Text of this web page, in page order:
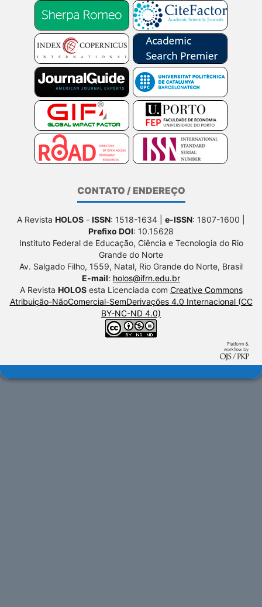
CONTATO / ENDEREÇO
A Revista HOLOS - ISSN: 1518-1634 | e-ISSN: 1807-1600 |
Prefixo DOI: 10.15628
Instituto Federal de Educação, Ciência e Tecnologia do Rio
Grande do Norte
Av. Salgado Filho, 1559, Natal, Rio Grande do Norte, Brasil
E-mail: holos@ifrn.edu.br
A Revista HOLOSesta Licenciada com Creative Commons
Atribuição-NãoComercial-SemDerivações 4.0 Internacional (CC
BY-NC-ND 4.0)